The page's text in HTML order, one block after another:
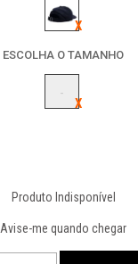
ESCOLHA O TAMANHO
-
Produto Indisponível
Avise-me quando chegar